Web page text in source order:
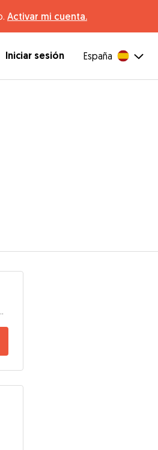
Activar mi cuenta.
Iniciar sesión España